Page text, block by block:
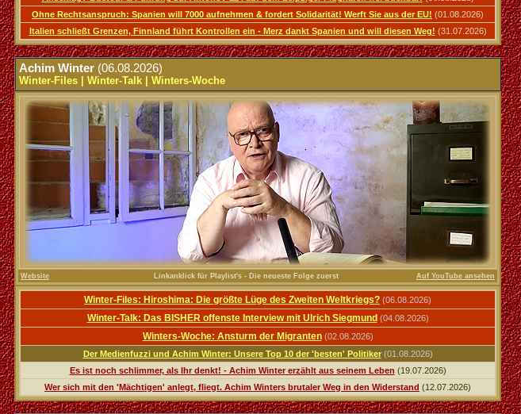
Ohne Rechtsanspruch: Spanien will 7000 aufnehmen & fordert Solidarität! Werft Sie aus der EU! (01.08.2026)
Italien schließt Grenzen, Finnland führt Kontrollen ein - Merz dankt Spanien und will diesen Weg! (31.07.2026)
.
Achim Winter (06.08.2026)
Winter-Files | Winter-Talk | Winters-Woche
Website Linkanklick für Playlist's - Die neueste Folge zuerst Auf YouTube ansehen
Winter-Files: Hiroshima: Die größte Lüge des Zweiten Weltkriegs? (06.08.2026)
Winter-Talk: Das BISHER offenste Interview mit Ulrich Siegmund (04.08.2026)
Winters-Woche: Ansturm der Migranten(02.08.2026)
Der Medienfuzzi und Achim Winter: Unsere Top 10 der 'besten' Politiker(01.08.2026)
Es ist noch schlimmer, als Ihr denkt! - Achim Winter erzählt aus seinem Leben (19.07.2026)
Wer sich mit den 'Mächtigen' anlegt, fliegt. Achim Winters brutaler Weg in den Widerstand (12.07.2026)
.